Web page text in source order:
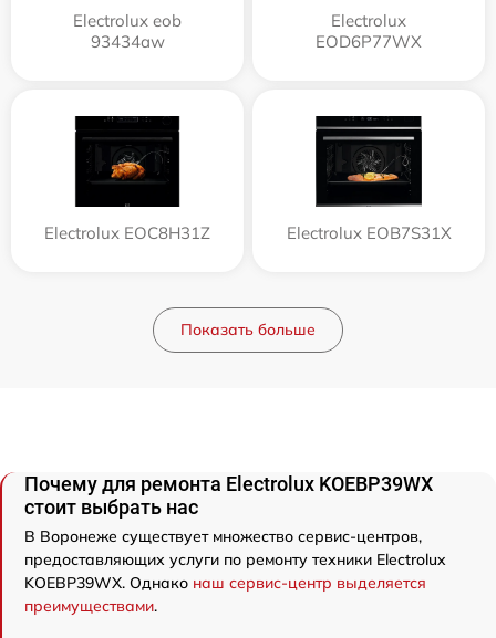
Electrolux eob
93434aw
Electrolux
EOD6P77WX
Electrolux EOC8H31Z Electrolux EOB7S31X
Показать больше
Почему для ремонта Electrolux KOEBP39WX
стоит выбрать нас
В Воронеже существует множество сервис-центров,
предоставляющих услуги по ремонту техники Electrolux
KOEBP39WX. Однако наш сервис-центр выделяется
преимуществами.